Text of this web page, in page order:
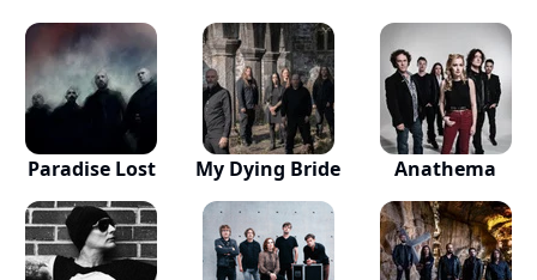
Paradise Lost My Dying Bride Anathema